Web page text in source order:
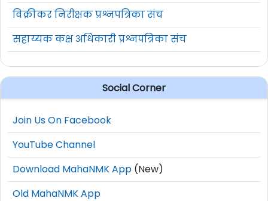
विक्रीकर निरीक्षक प्रश्नपत्रिका संच
सहाय्यक कक्ष अधिकारी प्रश्नपत्रिका संच
Social Corner
Join Us On Facebook
YouTube Channel
Download MahaNMK App (New)
Old MahaNMK App